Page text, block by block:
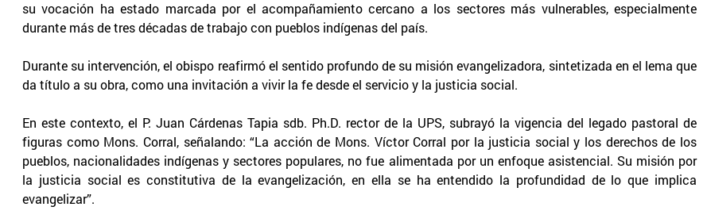
su vocación ha estado marcada por el acompañamiento cercano a los sectores más vulnerables, especialmente
durante más de tres décadas de trabajo con pueblos indígenas del país.
Durante su intervención, el obispo reafirmó el sentido profundo de su misión evangelizadora, sintetizada en el lema que
da título a su obra, como una invitación a vivir la fe desde el servicio y la justicia social.
En este contexto, el P. Juan Cárdenas Tapia sdb. Ph.D. rector de la UPS, subrayó la vigencia del legado pastoral de
figuras como Mons. Corral, señalando: “La acción de Mons. Víctor Corral por la justicia social y los derechos de los
pueblos, nacionalidades indígenas y sectores populares, no fue alimentada por un enfoque asistencial. Su misión por
la justicia social es constitutiva de la evangelización, en ella se ha entendido la profundidad de lo que implica
evangelizar”.